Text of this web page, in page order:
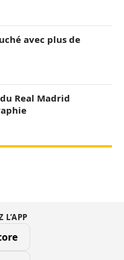
avec plus de
Real Madrid
L’APP